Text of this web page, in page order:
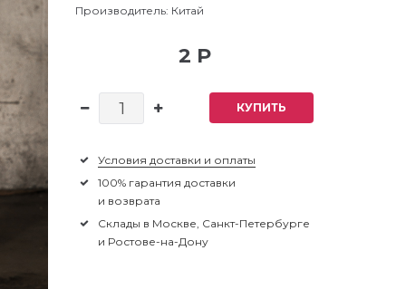
Производитель: Китай
2 Р
КУПИТЬ
Условия доставки и оплаты
100% гарантия доставки
и возврата
Склады в Москве, Санкт-Петербурге
и Ростове-на-Дону